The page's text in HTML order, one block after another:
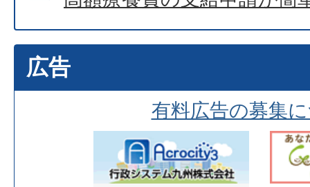
広告
有料広告の募集